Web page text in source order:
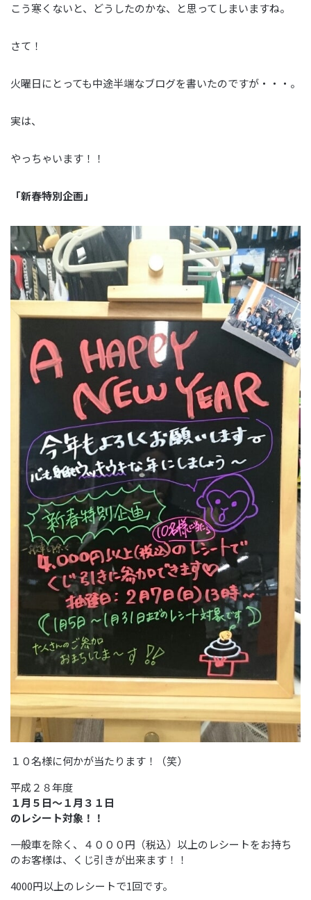
こう寒くないと、どうしたのかな、と思ってしまいますね。
さて！
火曜日にとっても中途半端なブログを書いたのですが・・・。
実は、
やっちゃいます！！
「新春特別企画」
１０名様に何かが当たります！（笑）
平成２８年度
１月５日～１月３１日
のレシート対象！！
一般車を除く、４０００円（税込）以上のレシートをお持ち
のお客様は、くじ引きが出来ます！！
4000円以上のレシートで1回です。